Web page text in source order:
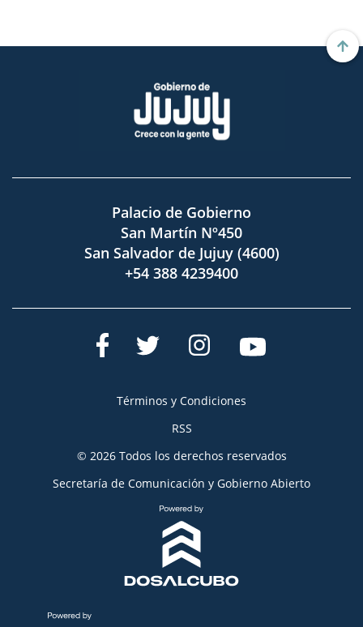
Palacio de Gobierno
San Martín Nº450
San Salvador de Jujuy (4600)
+54 388 4239400
Términos y Condiciones
RSS
© 2026 Todos los derechos reservados
Secretaría de Comunicación y Gobierno Abierto